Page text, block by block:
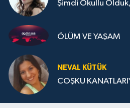
Şimdi Okullu Olduk,
ÖLÜM VE YAŞAM
NEVAL KÜTÜK
COŞKU